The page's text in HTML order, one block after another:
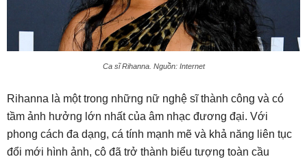
Ca sĩ Rihanna. Nguồn: Internet
Rihanna là một trong những nữ nghệ sĩ thành công và có
tầm ảnh hưởng lớn nhất của âm nhạc đương đại. Với
phong cách đa dạng, cá tính mạnh mẽ và khả năng liên tục
đổi mới hình ảnh, cô đã trở thành biểu tượng toàn cầu